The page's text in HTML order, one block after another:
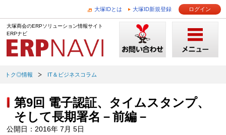
大塚IDとは 大塚ID新規登録 ログイン
大塚商会のERPソリューション情報サイト
ERPナビ
トク◎情報 IT＆ビジネスコラム
第9回 電子認証、タイムスタンプ、
そして長期署名－前編－
公開日：2016年 7月 5日